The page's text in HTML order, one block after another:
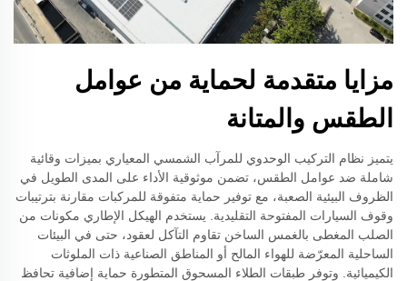
مزايا متقدمة لحماية من عوامل
الطقس والمتانة
يتميز نظام التركيب الوحدوي للمرآب الشمسي المعياري بميزات وقائية
شاملة ضد عوامل الطقس، تضمن موثوقية الأداء على المدى الطويل في
الظروف البيئية الصعبة، مع توفير حماية متفوقة للمركبات مقارنة بترتيبات
وقوف السيارات المفتوحة التقليدية. يستخدم الهيكل الإطاري مكونات من
الصلب المغطى بالغمس الساخن تقاوم التآكل لعقود، حتى في البيئات
الساحلية المعرّضة للهواء المالح أو المناطق الصناعية ذات الملوثات
الكيميائية. وتوفر طبقات الطلاء المسحوق المتطورة حماية إضافية تحافظ